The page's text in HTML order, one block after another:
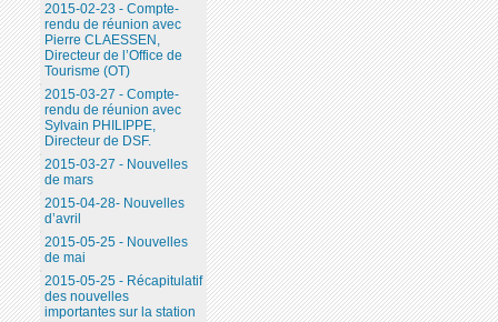
2015-02-23 - Compte-
rendu de réunion avec
Pierre CLAESSEN,
Directeur de l’Office de
Tourisme (OT)
2015-03-27 - Compte-
rendu de réunion avec
Sylvain PHILIPPE,
Directeur de DSF.
2015-03-27 - Nouvelles
de mars
2015-04-28- Nouvelles
d’avril
2015-05-25 - Nouvelles
de mai
2015-05-25 - Récapitulatif
des nouvelles
importantes sur la station